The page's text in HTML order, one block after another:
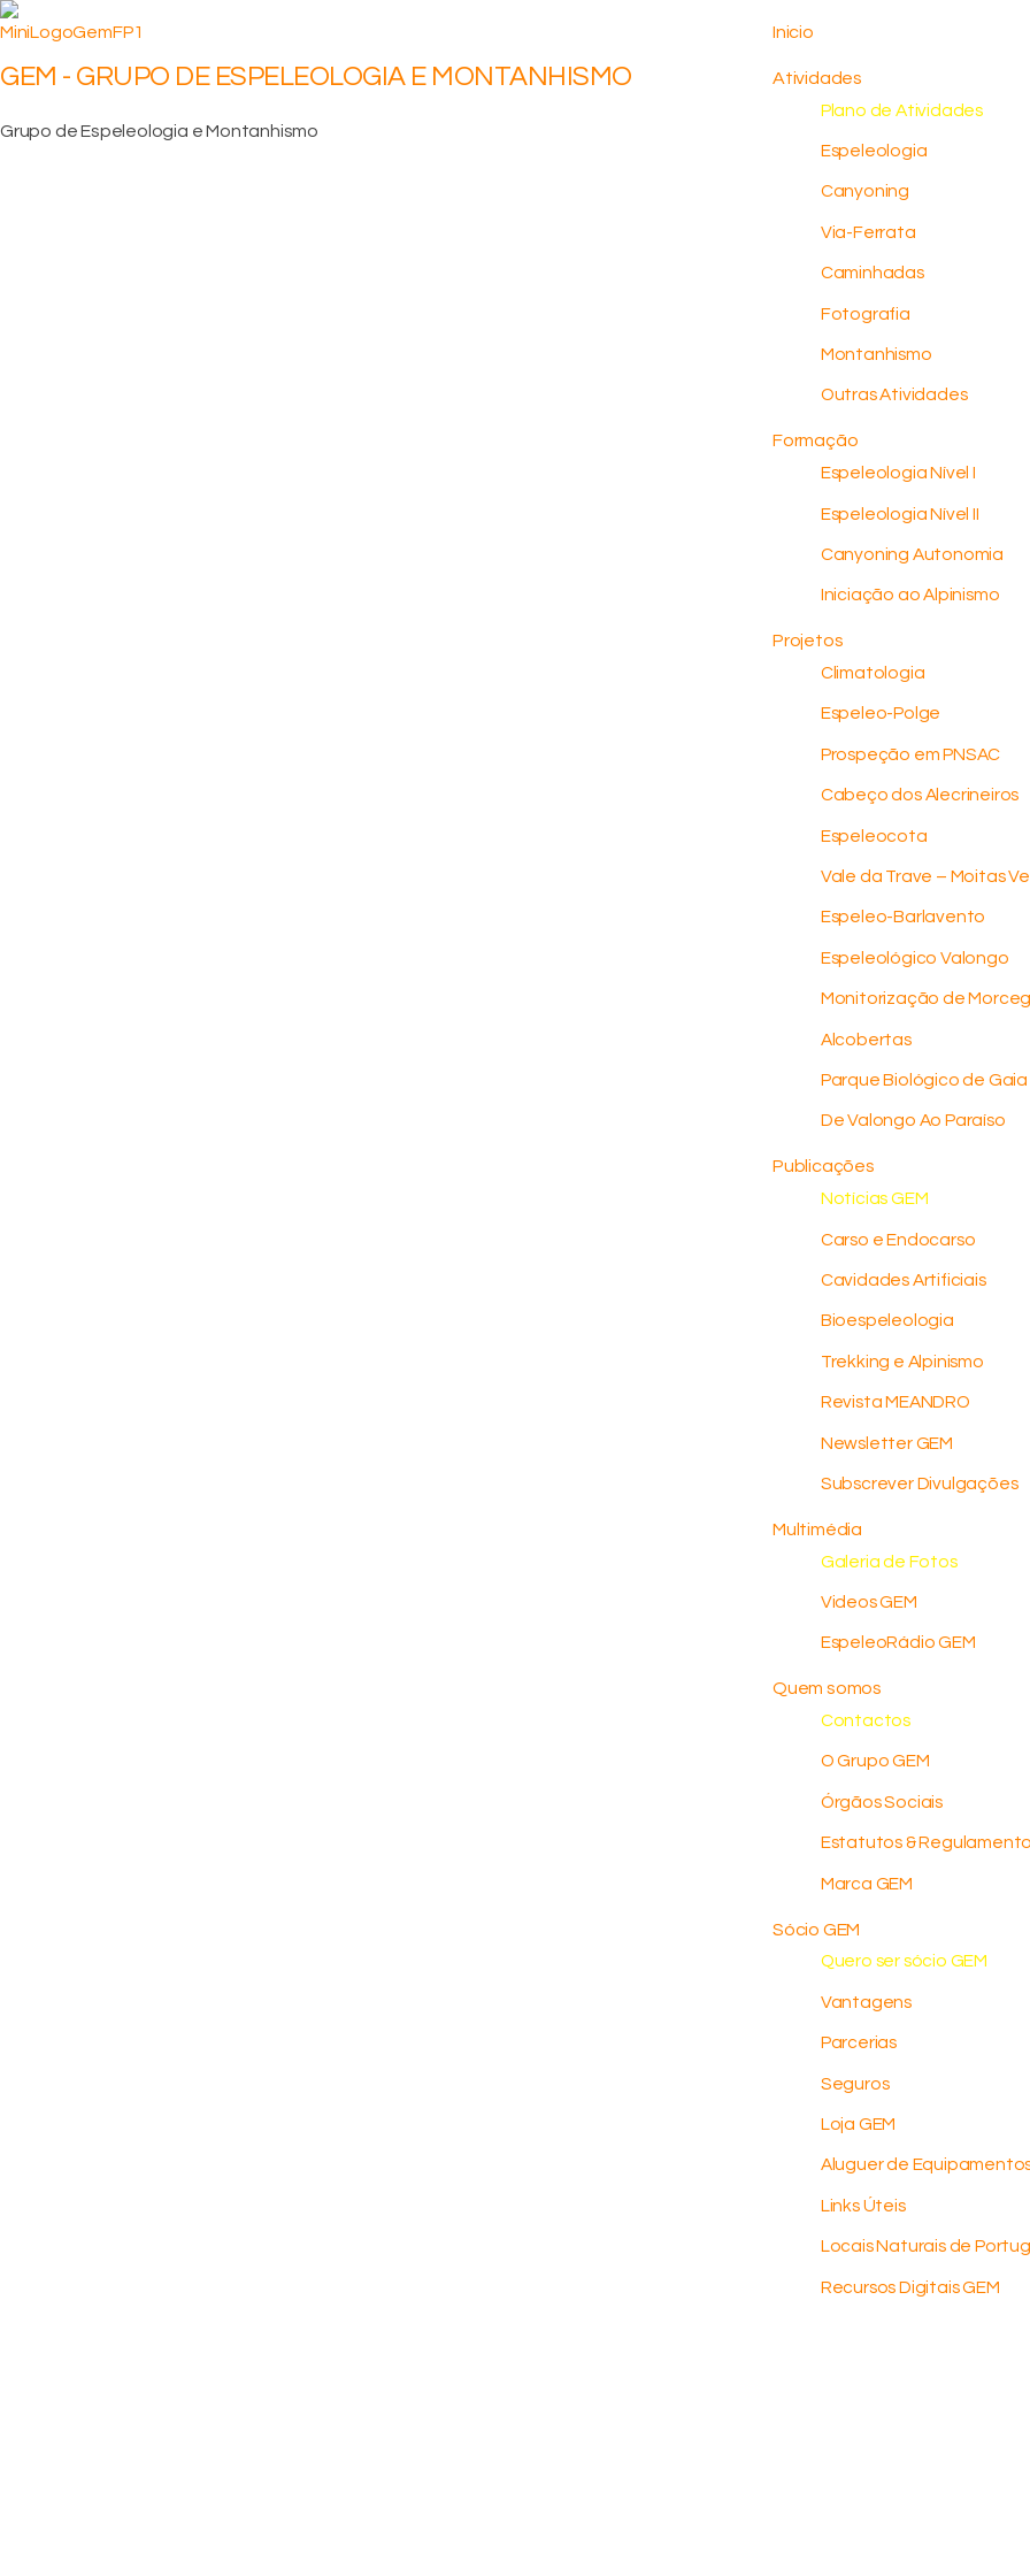
GEM - GRUPO DE ESPELEOLOGIA E MONTANHISMO
Grupo de Espeleologia e Montanhismo
Inicio
Atividades
Plano de Atividades
Espeleologia
Canyoning
Via-Ferrata
Caminhadas
Fotografia
Montanhismo
Outras Atividades
Formação
Espeleologia Nível I
Espeleologia Nível II
Canyoning Autonomia
Iniciação ao Alpinismo
Projetos
Climatologia
Espeleo-Polge
Prospeção em PNSAC
Cabeço dos Alecrineiros
Espeleocota
Vale da Trave – Moitas
Espeleo-Barlavento
Espeleológico Valongo
Monitorização de
Alcobertas
Parque Biológico de Gaia
De Valongo Ao Paraíso
Publicações
Notícias GEM
Carso e Endocarso
Cavidades Artificiais
Bioespeleologia
Trekking e Alpinismo
Revista MEANDRO
Newsletter GEM
Subscrever Divulgações
Multimédia
Galeria de Fotos
Videos GEM
EspeleoRádio GEM
Quem somos
Contactos
O Grupo GEM
Órgãos Sociais
Estatutos &
Marca GEM
Sócio GEM
Quero ser sócio GEM
Vantagens
Parcerias
Seguros
Loja GEM
Aluguer de
Links Úteis
Locais Naturais de
Recursos Digitais GEM